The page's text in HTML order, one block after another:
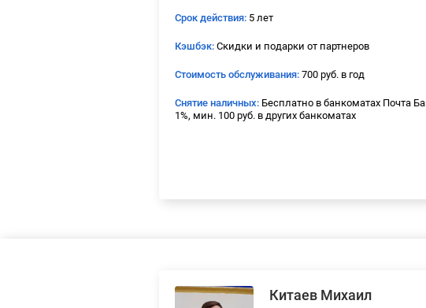
Срок действия: 5 лет
Кэшбэк: Скидки и подарки от партнеров
Стоимость обслуживания: 700 руб. в год
Снятие наличных: Бесплатно в банкоматах Почта
1%, мин. 100 руб. в других банкоматах
Китаев Михаил